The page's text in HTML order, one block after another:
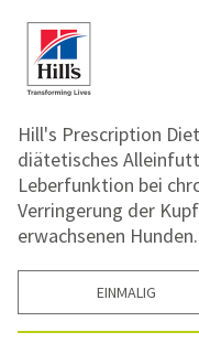
Hill's Prescription
diätetisches
Leberfunktion bei
Verringerung der
erwachsenen Hunden.
EINMALIG